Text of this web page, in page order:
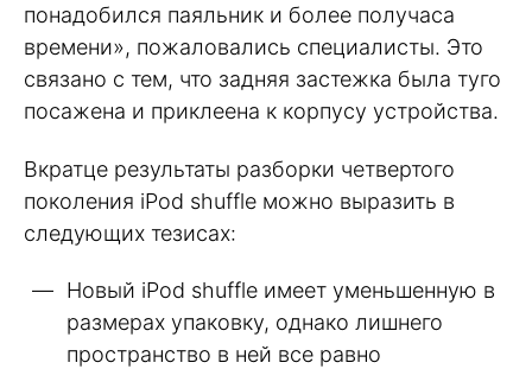
понадобился паяльник и более получаса
времени», пожаловались специалисты. Это
связано с тем, что задняя застежка была туго
посажена и приклеена к корпусу устройства.
Вкратце результаты разборки четвертого
поколения iPod shuffle можно выразить в
следующих тезисах:
Новый iPod shuffle имеет уменьшенную в
размерах упаковку, однако лишнего
пространство в ней все равно